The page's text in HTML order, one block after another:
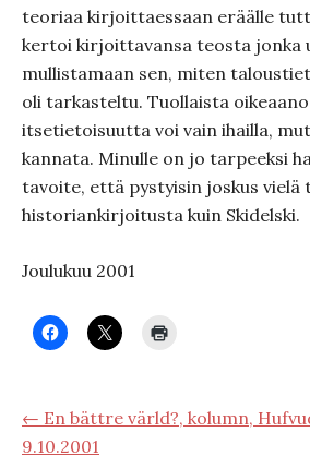
teoriaa kirjoittaessaan eräälle
kertoi kirjoittavansa teosta jonka
mullistamaan sen, miten
oli tarkasteltu. Tuollaista
itsetietoisuutta voi vain ihailla,
kannata. Minulle on jo tarpeeksi
tavoite, että pystyisin joskus vielä
historiankirjoitusta kuin Skidelski.
Joulukuu 2001
← En bättre värld?, kolumn,
9.10.2001